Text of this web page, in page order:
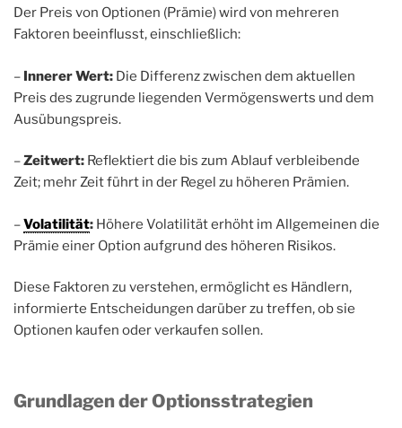
Der Preis von Optionen (Prämie) wird von mehreren
Faktoren beeinflusst, einschließlich:
– Innerer Wert: Die Differenz zwischen dem aktuellen
Preis des zugrunde liegenden Vermögenswerts und dem
Ausübungspreis.
–Zeitwert: Reflektiert die bis zum Ablauf verbleibende
Zeit; mehr Zeit führt in der Regel zu höheren Prämien.
–Volatilität: Höhere Volatilität erhöht im Allgemeinen die
Prämie einer Option aufgrund des höheren Risikos.
Diese Faktoren zu verstehen, ermöglicht es Händlern,
informierte Entscheidungen darüber zu treffen, ob sie
Optionen kaufen oder verkaufen sollen.
Grundlagen der Optionsstrategien